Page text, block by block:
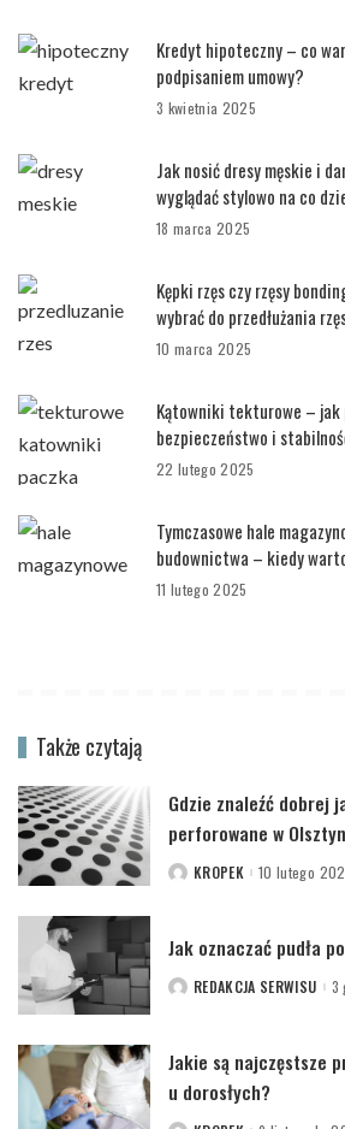
Kredyt hipoteczny – co
podpisaniem umowy?
3 kwietnia 2025
Jak nosić dresy męskie i
wyglądać stylowo na co
18 marca 2025
Kępki rzęs czy rzęsy
wybrać do przedłużania
10 marca 2025
Kątowniki tekturowe – jak
bezpieczeństwo i
22 lutego 2025
Tymczasowe hale
budownictwa – kiedy
11 lutego 2025
Także czytają
Gdzie znaleźć dobrej
perforowane w
POSTEDKROPEK 10 lutego
Jak oznaczać pudła
POSTEDREDAKCJA SERWISU 3
Jakie są najczęstsze
u dorosłych?